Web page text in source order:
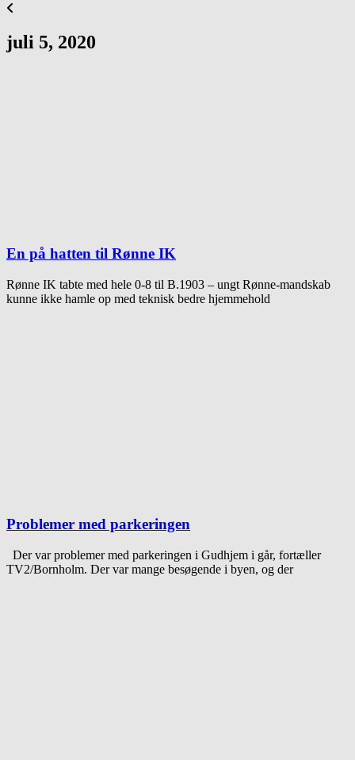
juli 5, 2020
En på hatten til Rønne IK
Rønne IK tabte med hele 0-8 til B.1903 – ungt Rønne-mandskab
kunne ikke hamle op med teknisk bedre hjemmehold
Problemer med parkeringen
Der var problemer med parkeringen i Gudhjem i går, fortæller
TV2/Bornholm. Der var mange besøgende i byen, og der